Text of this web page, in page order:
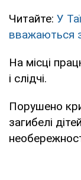
Читайте: У
вважаються
На місці
і слідчі.
Порушено
загибелі